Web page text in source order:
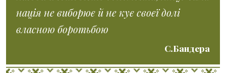
нація не виборює й не кує своєї долі
власною боротьбою
С.Бандера